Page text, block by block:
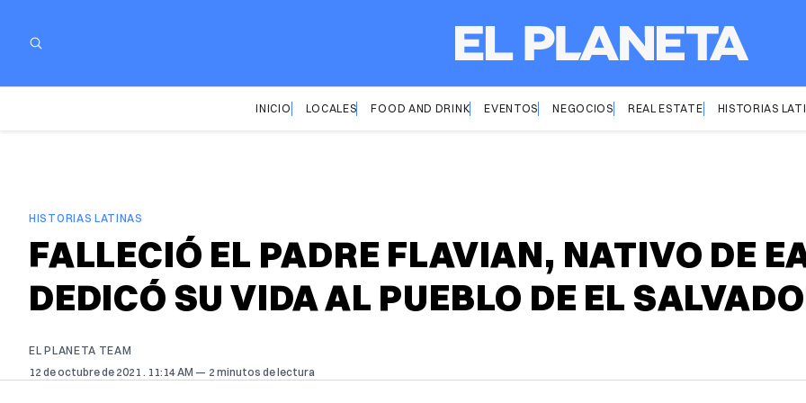
INICIO LOCALES FOOD AND DRINK EVENTOS NEGOCIOS REAL ESTATE HISTORIAS
HISTORIAS LATINAS
FALLECIÓ EL PADRE FLAVIAN, NATIVO DE
DEDICÓ SU VIDA AL PUEBLO DE EL
EL PLANETA TEAM
12 de octubre de 2021 . 11:14 AM 2 minutos de lectura